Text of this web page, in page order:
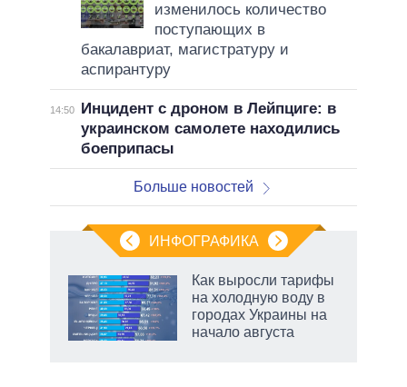
изменилось количество
поступающих в
бакалавриат, магистратуру и
аспирантуру
14:50
Инцидент с дроном в Лейпциге: в
украинском самолете находились
боеприпасы
Больше новостей
ИНФОГРАФИКА
Как выросли тарифы
на холодную воду в
городах Украины на
начало августа